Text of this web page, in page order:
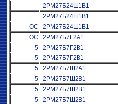
2РМ27Б24Ш1В1
2РМ27Б24Ш1В1
ОС
2РМ27Б24Ш1В1
ОС
2РМ27Б7Г2А1
5
2РМ27Б7Г2В1
5
2РМ27Б7Г2В1
5
2РМ27Б7Ш2А1
5
2РМ27Б7Ш2В1
5
2РМ27Б7Ш2В1
5
2РМ27Б7Ш2В1